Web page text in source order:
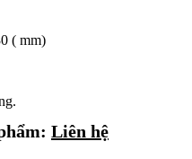
( mm)
Liên hệ